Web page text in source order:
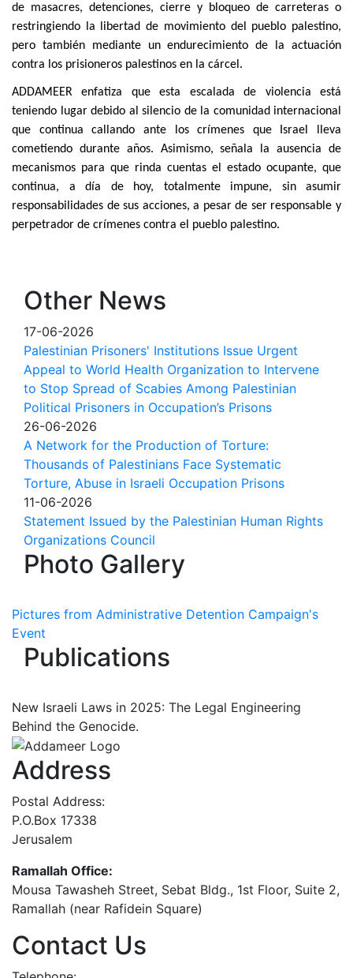
de masacres, detenciones, cierre y bloqueo de carreteras o
restringiendo la libertad de movimiento del pueblo palestino,
pero también mediante un endurecimiento de la actuación
contra los prisioneros palestinos en la cárcel.
ADDAMEER enfatiza que esta escalada de violencia está
teniendo lugar debido al silencio de la comunidad internacional
que continua callando ante los crímenes que Israel lleva
cometiendo durante años. Asimismo, señala la ausencia de
mecanismos para que rinda cuentas el estado ocupante, que
continua, a día de hoy, totalmente impune, sin asumir
responsabilidades de sus acciones, a pesar de ser responsable y
perpetrador de crímenes contra el pueblo palestino.
Other News
17-06-2026
Palestinian Prisoners' Institutions Issue Urgent
Appeal to World Health Organization to Intervene
to Stop Spread of Scabies Among Palestinian
Political Prisoners in Occupation’s Prisons
26-06-2026
A Network for the Production of Torture:
Thousands of Palestinians Face Systematic
Torture, Abuse in Israeli Occupation Prisons
11-06-2026
Statement Issued by the Palestinian Human Rights
Organizations Council
Photo Gallery
Pictures from Administrative Detention Campaign's
Event
Publications
New Israeli Laws in 2025: The Legal Engineering
Behind the Genocide.
Address
Postal Address:
P.O.Box 17338
Jerusalem
Ramallah Office:
Mousa Tawasheh Street, Sebat Bldg., 1st Floor, Suite 2,
Ramallah (near Rafidein Square)
Contact Us